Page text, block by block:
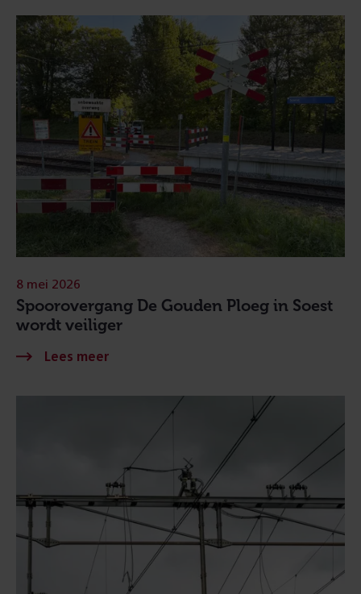
Spoorovergang De Gouden Ploeg in Soest
wordt veiliger
8 mei 2026